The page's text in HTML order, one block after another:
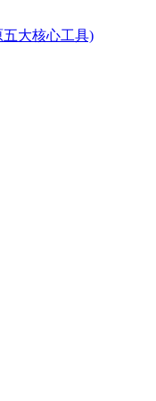
大核心工具)